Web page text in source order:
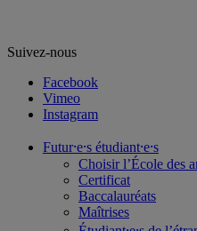
Suivez-nous
Facebook
Vimeo
Instagram
Futur⸱e⸱s étudiant⸱e⸱s
Choisir l’École des
Certificat
Baccalauréats
Maîtrises